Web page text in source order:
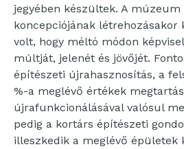
jegyében készültek. A múzeum
koncepciójának
volt, hogy méltó módon
múltját, jelenét és jövőjét.
építészeti újrahasznosítás, a
%-a meglévő értékek
újrafunkcionálásával valósul
pedig a kortárs építészeti
illeszkedik a meglévő épületek